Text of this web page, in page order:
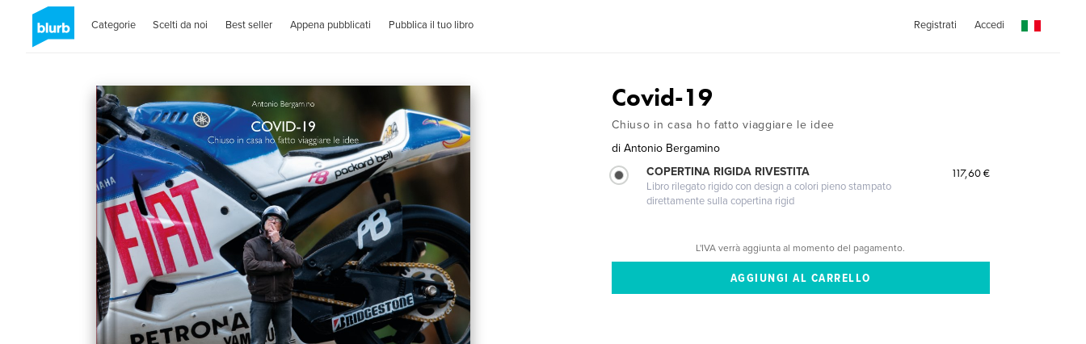
Categorie Scelti da noi Best seller Appena pubblicati Pubblica il tuo libro Registrati Accedi
Covid-19
Chiuso in casa ho fatto viaggiare le idee
di Antonio Bergamino
COPERTINA RIGIDA RIVESTITA
Libro rilegato rigido con design a colori pieno stampato
direttamente sulla copertina rigid
117,60 €
L'IVA verrà aggiunta al momento del pagamento.